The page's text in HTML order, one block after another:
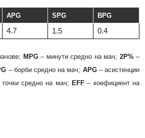
APG SPG BPG
4.7 1.5 0.4
MPG– минути средно на мач; 2P%–
– борби средно на мач; APG– асистенции
средно на мач; EFF– коефициент на